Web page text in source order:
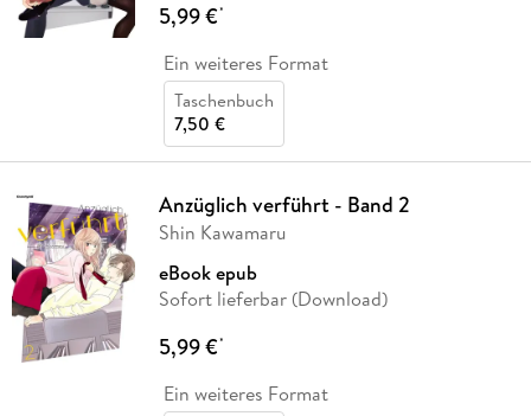
5,99 €*
Ein weiteres Format
Taschenbuch
7,50 €
Anzüglich verführt - Band 2
Shin Kawamaru
eBook epub
Sofort lieferbar (Download)
5,99 €*
Ein weiteres Format